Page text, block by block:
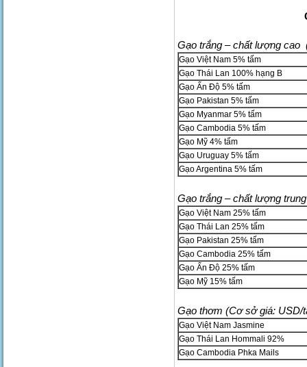
Gạo trắng – chất lượng cao
Gạo Việt Nam 5% tấm
Gạo Thái Lan 100% hạng B
Gạo Ấn Độ 5% tấm
Gạo Pakistan 5% tấm
Gạo Myanmar 5% tấm
Gạo Cambodia 5% tấm
Gạo Mỹ 4% tấm
Gạo Uruguay 5% tấm
Gạo Argentina 5% tấm
Gạo trắng – chất lượng
Gạo Việt Nam 25% tấm
Gạo Thái Lan 25% tấm
Gạo Pakistan 25% tấm
Gạo Cambodia 25% tấm
Gạo Ấn Độ 25% tấm
Gạo Mỹ 15% tấm
Gạo thơm (Cơ sở giá: USD/
Gạo Việt Nam Jasmine
Gạo Thái Lan Hommali 92%
Gạo Cambodia Phka Mails